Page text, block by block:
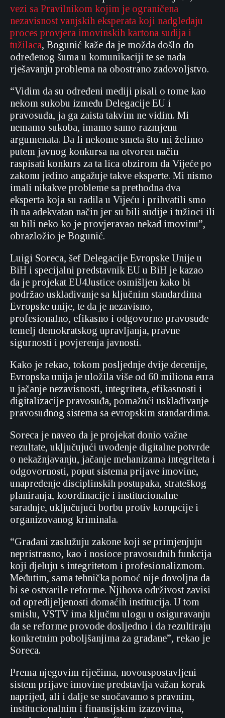
vezi sa Pravilnikom kojim je ograničena
nezavisnost vanjskih eksperata koji nadgledaju
proces provjera imovinskih kartona sudija i
tužilaca, Bogunić kaže da je možda došlo do
određenog šuma u komunikaciji te se nada
rješavanju problema na obostrano zadovoljstvo.
“Vidim da su određeni mediji pisali o tome kao
nekom sukobu između Delegacije EU i
pravosuđa, ja ga zaista takvim ne vidim. Mi
nemamo sukoba, imamo samo razmjenu
argumenata. Da li nekome smeta što mi želimo
putem javnog konkursa na otvoren način
raspisati konkurs za ta lica obzirom da Vijeće po
zakonu jedino angažuje takve eksperte. Mi nismo
imali nikakve probleme sa prethodna dva
eksperta koja su radila u Vijeću i prihvatili smo
ih na adekvatan način jer su bili sudije i tužioci ili
su bili neko ko je provjeravao nekad imovinu”,
obrazložio je Bogunić.
Luigi Soreca, šef Delegacije Evropske Unije u
BiH i specijalni predstavnik EU u BiH je kazao
da je projekat EU4Justice osmišljen kako bi
podržao usklađivanje sa ključnim standardima
Evropske unije, te da je nezavisno,
profesionalno, efikasno i odgovorno pravosuđe
temelj demokratskog upravljanja, pravne
sigurnosti i povjerenja javnosti.
Kako je rekao, tokom posljednje dvije decenije,
Evropska unija je uložila više od 60 miliona eura
u jačanje nezavisnosti, integriteta, efikasnosti i
digitalizacije pravosuđa, pomažući usklađivanje
pravosudnog sistema sa evropskim standardima.
Soreca je naveo da je projekat donio važne
rezultate, uključujući uvođenje digitalne potvrde
o nekažnjavanju, jačanje mehanizama integriteta i
odgovornosti, poput sistema prijave imovine,
unapređenje disciplinskih postupaka, strateškog
planiranja, koordinacije i institucionalne
saradnje, uključujući borbu protiv korupcije i
organizovanog kriminala.
“Građani zaslužuju zakone koji se primjenjuju
nepristrasno, kao i nosioce pravosudnih funkcija
koji djeluju s integritetom i profesionalizmom.
Međutim, sama tehnička pomoć nije dovoljna da
bi se ostvarile reforme. Njihova održivost zavisi
od opredijeljenosti domaćih institucija. U tom
smislu, VSTV ima ključnu ulogu u osiguravanju
da se reforme provode dosljedno i da rezultiraju
konkretnim poboljšanjima za građane”, rekao je
Soreca.
Prema njegovim riječima, novouspostavljeni
sistem prijave imovine predstavlja važan korak
naprijed, ali i dalje se suočavamo s pravnim,
institucionalnim i finansijskim izazovima,